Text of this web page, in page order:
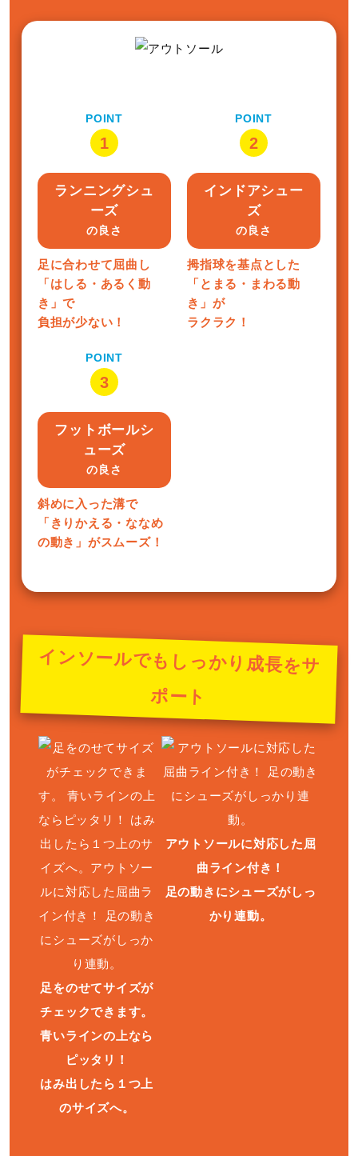
POINT
1
ランニングシュ
ーズ
の良さ
足に合わせて屈曲し
「はしる・あるく動
き」で
負担が少ない！
POINT
2
インドアシュー
ズ
の良さ
拇指球を基点とした
「とまる・まわる動
き」が
ラクラク！
POINT
3
フットボールシ
ューズ
の良さ
斜めに入った溝で
「きりかえる・ななめ
の動き」がスムーズ！
インソールでもしっかり成長をサ
ポート
足をのせてサイズが
チェックできます。
青いラインの上なら
ピッタリ！
はみ出したら１つ上
のサイズへ。
アウトソールに対応した屈
曲ライン付き！
足の動きにシューズがしっ
かり連動。